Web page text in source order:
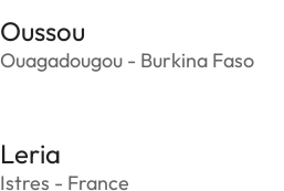
Oussou
Ouagadougou - Burkina Faso
Leria
Istres - France